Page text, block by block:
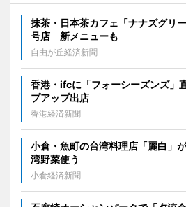
抹茶・日本茶カフェ「ナナズグリ
号店 新メニューも
自由が丘経済新聞
香港・ifcに「フォーシーズンズ」
プアップ出店
香港経済新聞
小倉・魚町の台湾料理店「麗白」
湾野菜使う
小倉経済新聞